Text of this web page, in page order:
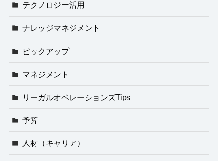
テクノロジー活用
ナレッジマネジメント
ピックアップ
マネジメント
リーガルオペレーションズTips
予算
人材（キャリア）